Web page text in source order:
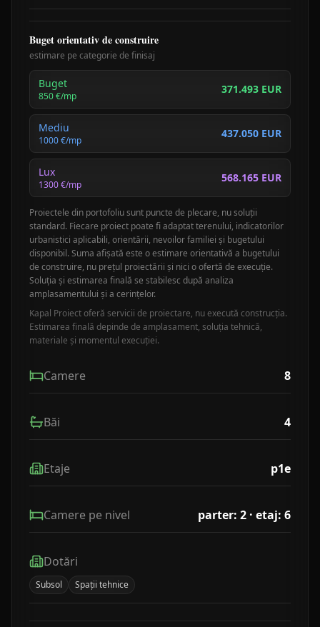
Buget orientativ de construire
estimare pe categorie de finisaj
Buget
850€/mp
371.493 EUR
Mediu
1000€/mp
437.050 EUR
Lux
1300€/mp
568.165 EUR
Proiectele din portofoliu sunt puncte de plecare, nu soluții
standard. Fiecare proiect poate fi adaptat terenului, indicatorilor
urbanistici aplicabili, orientării, nevoilor familiei și bugetului
disponibil. Suma afișată este o estimare orientativă a bugetului
de construire, nu prețul proiectării și nici o ofertă de execuție.
Soluția și estimarea finală se stabilesc după analiza
amplasamentului și a cerințelor.
Kapal Proiect oferă servicii de proiectare, nu execută construcția.
Estimarea finală depinde de amplasament, soluția tehnică,
materiale și momentul execuției.
Camere 8
Băi 4
Etaje p1e
Camere pe nivel parter: 2 · etaj: 6
Dotări
Subsol Spații tehnice